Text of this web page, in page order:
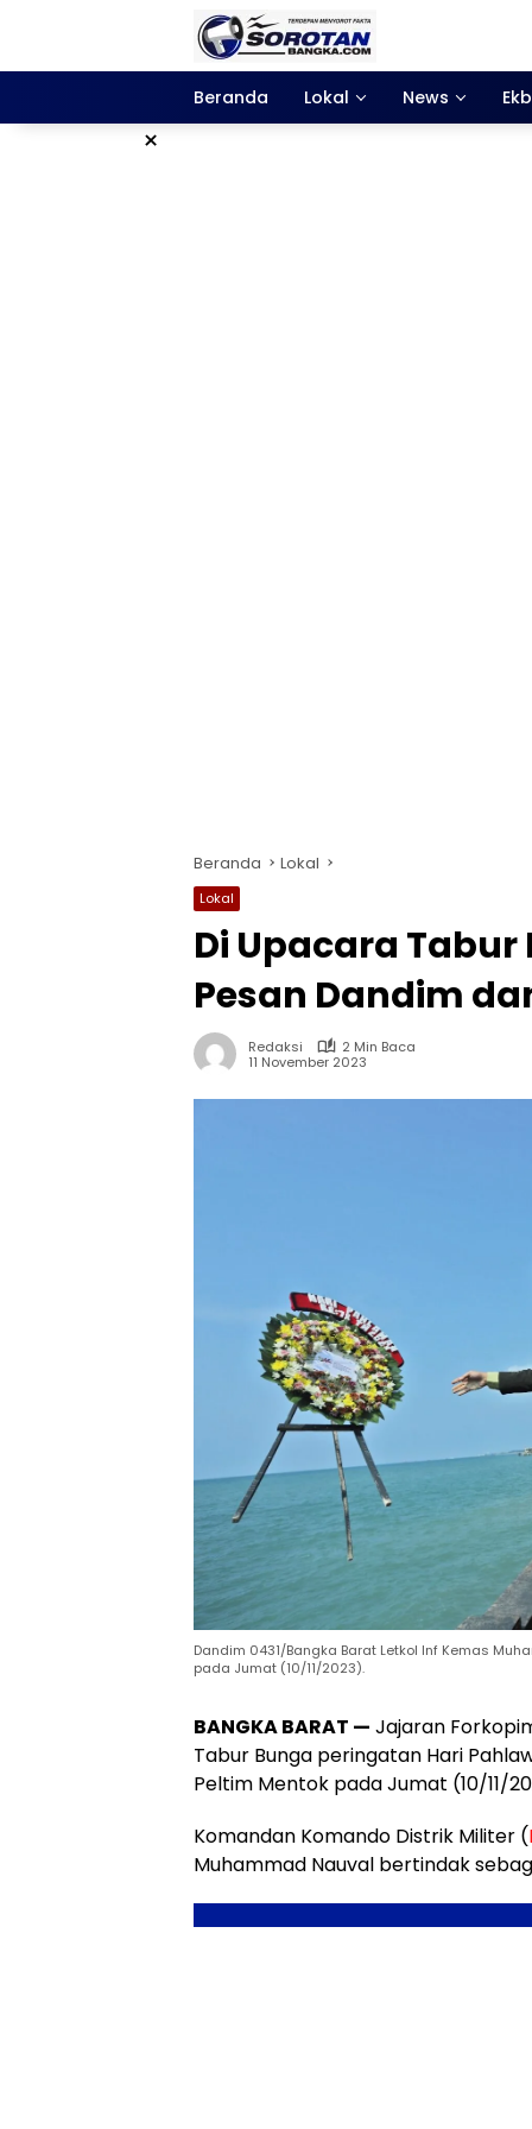
Beranda
Lokal News
×
Beranda Lokal
Lokal
Di Upacara
Pesan Dandim
Redaksi
2 Min Baca
11 November 2023
Dandim 0431/Bangka Barat Letkol Inf Kemas
pada Jumat (10/11/2023).
BANGKA BARAT — Jajaran
Tabur Bunga peringatan Hari
Peltim Mentok pada Jumat (10/11/
Komandan Komando Distrik Militer (
Muhammad Nauval bertindak